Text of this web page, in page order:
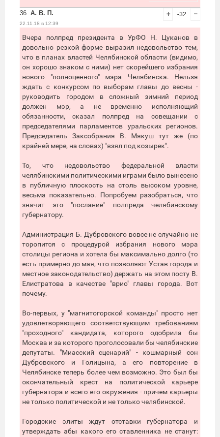
36. А. В. П.
22.11.18 в 12:39
+ -32 –
Вчера полпред президента в УрФО Н. Цуканов в
довольно резкой форме выразил недовольство тем,
что в планах властей Челябинской области (видимо,
он хорошо знаком с ними) нет скорейшего избрания
нового "полноценного" мэра Челябинска. Нельзя
ждать с конкурсом по выборам главы до весны -
руководить городом в сложный зимний период
должен мэр, а не временно исполняющий
обязанности, сказал полпред на совещании с
председателями парламентов уральских регионов.
Председатель Заксобрания В. Мякуш тут же (по
крайней мере, на словах) "взял под козырек".
То, что недовольство федеральной власти
челябинскими политическими играми было вынесено
в публичную плоскость на столь высоком уровне,
весьма показательно. Попробуем разобраться, что
значит это "послание" полпреда челябинскому
губернатору.
Администрация Б. Дубровского вовсе не случайно не
торопится с процедурой избрания нового мэра
столицы региона и хотела бы максимально долго (то
есть примерно до мая, что позволяют Устав города и
местное законодательство) держать на этом посту В.
Елистратова в качестве "врио" главы города. Вот
почему.
Во-первых, у "магнитогорской команды" просто нет
удовлетворяющего соответствующим требованиям
"проходного" кандидата, которого одобрила бы
Москва и за которого проголосовали бы челябинские
депутаты. "Миасский сценарий" - кошмарный сон
Дубровского и Голицына, а его повторение в
Челябинске теперь более чем возможно. Это был бы
окончательный крест на политической карьере
губернатора и всего его окружения - причем карьеры
не только политической и не только челябинской.
Городские элиты ждут отставки губернатора и
утверждать абы какого его ставленника не станут: